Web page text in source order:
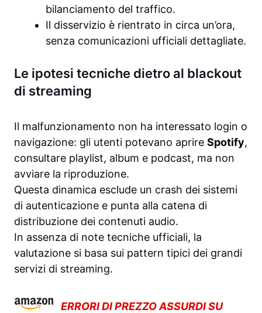
bilanciamento del traffico.
Il disservizio è rientrato in circa un’ora,
senza comunicazioni ufficiali dettagliate.
Le ipotesi tecniche dietro al blackout
di streaming
Il malfunzionamento non ha interessato login o
navigazione: gli utenti potevano aprire Spotify,
consultare playlist, album e podcast, ma non
avviare la riproduzione.
Questa dinamica esclude un crash dei sistemi
di autenticazione e punta alla catena di
distribuzione dei contenuti audio.
In assenza di note tecniche ufficiali, la
valutazione si basa sui pattern tipici dei grandi
servizi di streaming.
ERRORI DI PREZZO ASSURDI SU